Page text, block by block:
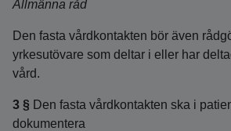
Allmänna råd
Den fasta vårdkontakten bör även
yrkesutövare som deltar i eller har
vård.
3 § Den fasta vårdkontakten ska i
dokumentera